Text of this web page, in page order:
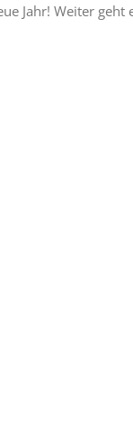
Jahr! Weiter geht